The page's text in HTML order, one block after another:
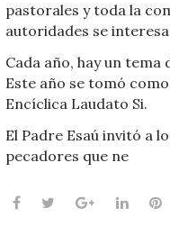
pastorales y toda la
autoridades se
Cada año, hay un tema
Este año se tomó
Encíclica Laudato Si.
El Padre Esaú invitó a
pecadores que ne
Facebook
TwitterGoogle+